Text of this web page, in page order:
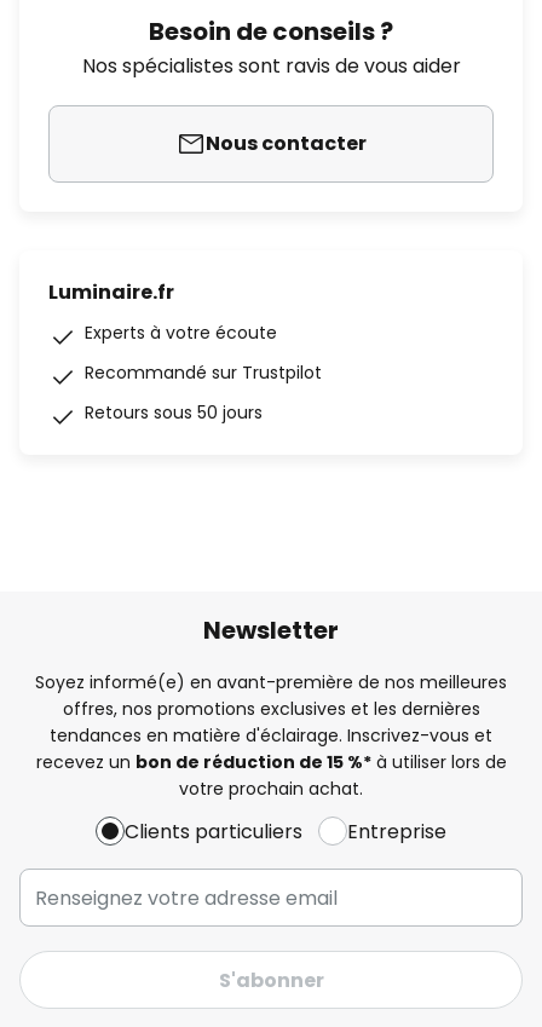
Besoin de conseils ?
Nos spécialistes sont ravis de vous aider
Nous contacter
Luminaire.fr
Experts à votre écoute
Recommandé sur Trustpilot
Retours sous 50 jours
Newsletter
Soyez informé(e) en avant-première de nos meilleures
offres, nos promotions exclusives et les dernières
tendances en matière d'éclairage. Inscrivez-vous et
recevez un bon de réduction de 15 %*à utiliser lors de
votre prochain achat.
Clients particuliers Entreprise
S'abonner